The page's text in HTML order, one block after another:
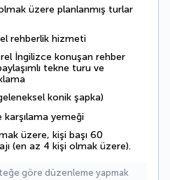
üzere planlanmış turlar
rehberlik hizmeti
İngilizce konuşan rehber
tekne turu ve
konik şapka)
karşılama yemeği
üzere, kişi başı 60
(en az 4 kişi olmak üzere).
göre düzenleme yapmak